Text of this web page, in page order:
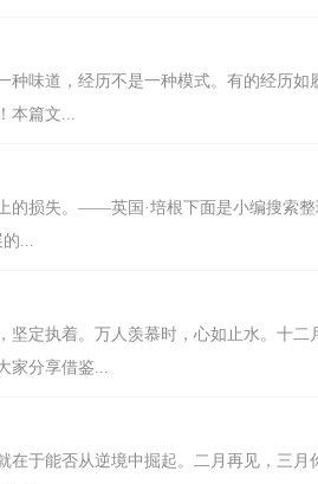
味道，经历不是一种模式。有的经历如
本篇文...
的损失。——英国·培根下面是小编搜索整
...
定执着。万人羡慕时，心如止水。十二
家分享借鉴...
于能否从逆境中掘起。二月再见，三月